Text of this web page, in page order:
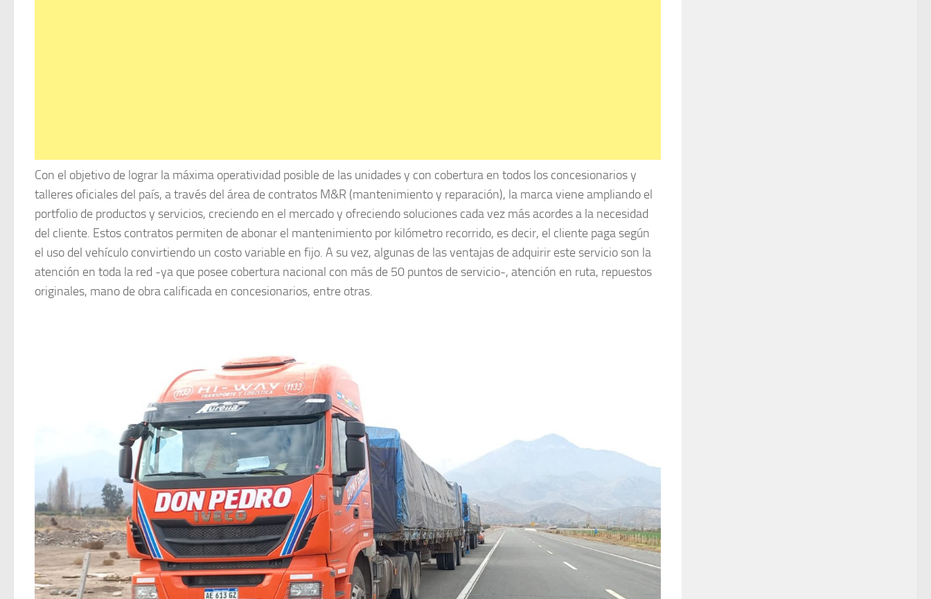
Con el objetivo de lograr la máxima operatividad posible de las unidades y con cobertura en todos los concesionarios y
talleres oficiales del país, a través del área de contratos M&R (mantenimiento y reparación), la marca viene ampliando el
portfolio de productos y servicios, creciendo en el mercado y ofreciendo soluciones cada vez más acordes a la necesidad
del cliente. Estos contratos permiten de abonar el mantenimiento por kilómetro recorrido, es decir, el cliente paga según
el uso del vehículo convirtiendo un costo variable en fijo. A su vez, algunas de las ventajas de adquirir este servicio son la
atención en toda la red -ya que posee cobertura nacional con más de 50 puntos de servicio-, atención en ruta, repuestos
originales, mano de obra calificada en concesionarios, entre otras.